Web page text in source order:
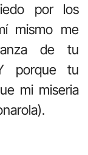
por los
mismo me
de tu
porque tu
mi miseria